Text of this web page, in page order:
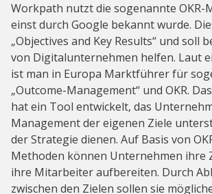
Workpath nutzt die sogenannte OKR-
einst durch Google bekannt wurde.
„Objectives and Key Results“ und soll
von Digitalunternehmen helfen. Laut
ist man in Europa Marktführer für
„Outcome-Management“ und OKR.
hat ein Tool entwickelt, das
Management der eigenen Ziele
der Strategie dienen. Auf Basis von
Methoden können Unternehmen ihre
ihre Mitarbeiter aufbereiten. Durch
zwischen den Zielen sollen sie